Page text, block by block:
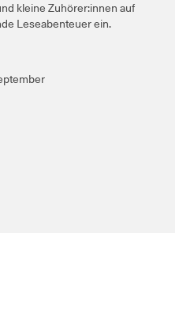
kleine Zuhörer:innen auf
Leseabenteuer ein.